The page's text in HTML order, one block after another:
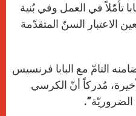
تأمّلاً في العمل وفي بُنية
الاعتبار السنّ المتقدّمة
التامّ مع البابا فرنسيس
مُدركاً أنّ الكرسي